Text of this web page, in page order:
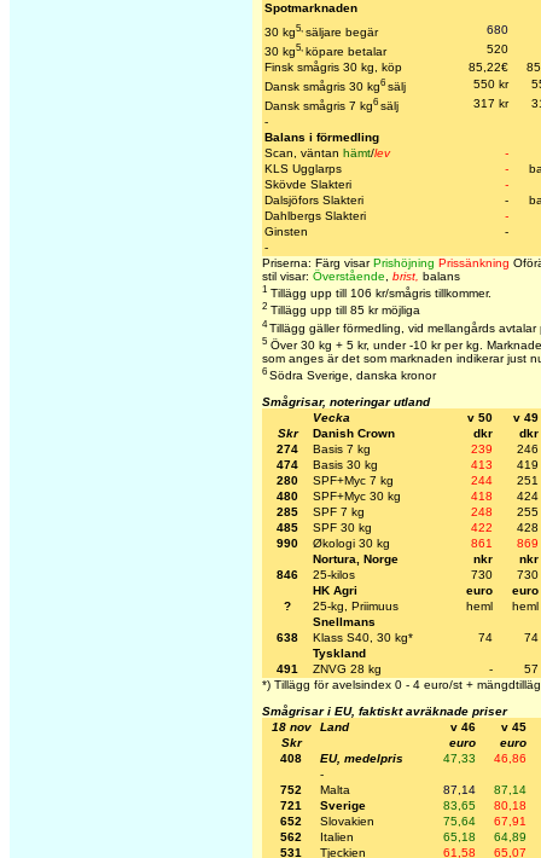
Spotmarknaden
30 kg5, säljare begär
680
30 kg5, köpare betalar
520
Finsk smågris 30 kg, köp
85,22€
Dansk smågris 30 kg6 sälj 550 kr
Dansk smågris 7 kg6 sälj 317 kr
-
Balans i förmedling
Scan, väntan hämt/lev
-
KLS Ugglarps
-
Skövde Slakteri
-
Dalsjöfors Slakteri
-
Dahlbergs Slakteri
-
Ginsten
-
-
Priserna: Färg visarPrishöjning Prissänkning
stil visar: Överstående brist, balans
1 Tillägg upp till 106 kr/smågris tillkommer.
2 Tillägg upp till 85 kr möjliga
4Tillägg gäller förmedling, vid mellangårds avtalar
5 Över 30 kg + 5 kr, under -10 kr per kg.
som anges är det som marknaden indikerar just
6 Södra Sverige, danska kronor
Smågrisar, noteringar utland
Vecka
v 50
v 49
Skr
Danish Crown dkr
dkr
274
Basis 7 kg 239
246
474
Basis 30 kg 413
419
280
SPF+Myc 7 kg 244
251
480
SPF+Myc 30 kg 418
424
285
SPF 7 kg 248
255
485
SPF 30 kg 422
428
990
Økologi 30 kg 861
869
Nortura, Norge
nkr
nkr
846
25-kilos 730
730
HK Agri
euro
euro
?
25-kg, Priimuus heml
heml
Snellmans
638
Klass S40, 30 kg* 74
74
Tyskland
491
ZNVG 28 kg -
57
*) Tillägg för avelsindex 0 - 4 euro/st +
Smågrisar i EU, faktiskt avräknade priser
18 nov
Land v 46
v 45
Skr
euro
euro
408
EU, medelpris 47,33
46,86
-
752
Malta 87,14
87,14
721
Sverige 83,65
80,18
652
Slovakien 75,64
67,91
562
Italien 65,18
64,89
531
Tjeckien 61,58
65,07